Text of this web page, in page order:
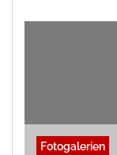
Fotogalerien